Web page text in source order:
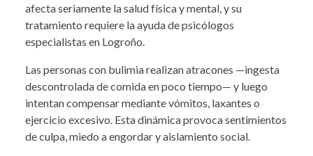
afecta seriamente la salud física y mental, y su
tratamiento requiere la ayuda de psicólogos
especialistas en Logroño.
Las personas con bulimia realizan atracones —ingesta
descontrolada de comida en poco tiempo— y luego
intentan compensar mediante vómitos, laxantes o
ejercicio excesivo. Esta dinámica provoca sentimientos
de culpa, miedo a engordar y aislamiento social.